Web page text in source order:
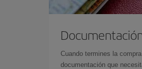
Cuando termines la
documentación que